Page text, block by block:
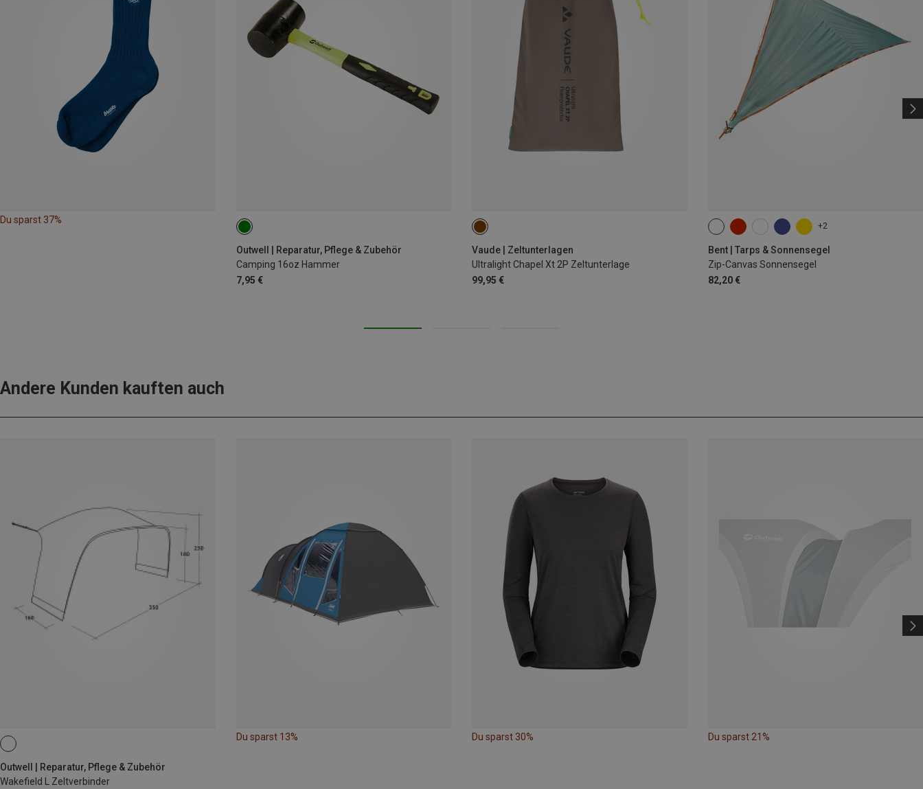
Du sparst 37%
Outwell | Reparatur, Pflege & Zubehör
Camping 16oz Hammer
7,95 €
Vaude | Zeltunterlagen
Ultralight Chapel Xt 2P Zeltunterlage
99,95 €
+2
Bent | Tarps & Sonnensegel
Zip-Canvas Sonnensegel
82,20 €
Andere Kunden kauften auch
Outwell | Reparatur, Pflege & Zubehör
Wakefield L Zeltverbinder
Du sparst 13% Du sparst 30% Du sparst 21%